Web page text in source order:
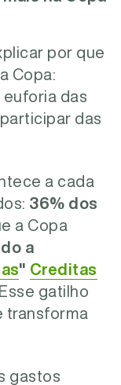
por que
Copa:
das
das
a cada
36% dos
a Copa
a
" Creditas
gatilho
transforma
gastos